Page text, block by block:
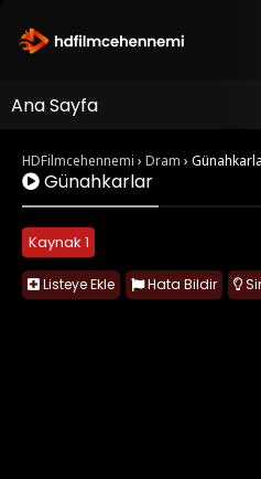
Ana Sayfa
HDFilmcehennemi › Dram ›
Günahkarlar
Kaynak 1
Listeye Ekle Hata Bildir